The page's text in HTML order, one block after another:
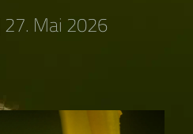
27. Mai 2026